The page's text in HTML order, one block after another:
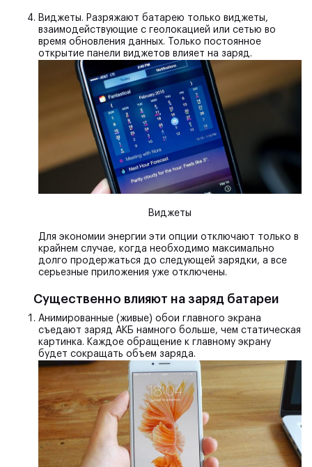
Виджеты. Разряжают батарею только виджеты,
взаимодействующие с геолокацией или сетью во
время обновления данных. Только постоянное
открытие панели виджетов влияет на заряд.
Виджеты
Для экономии энергии эти опции отключают только в
крайнем случае, когда необходимо максимально
долго продержаться до следующей зарядки, а все
серьезные приложения уже отключены.
Существенно влияют на заряд батареи
Анимированные (живые) обои главного экрана
съедают заряд АКБ намного больше, чем статическая
картинка. Каждое обращение к главному экрану
будет сокращать объем заряда.